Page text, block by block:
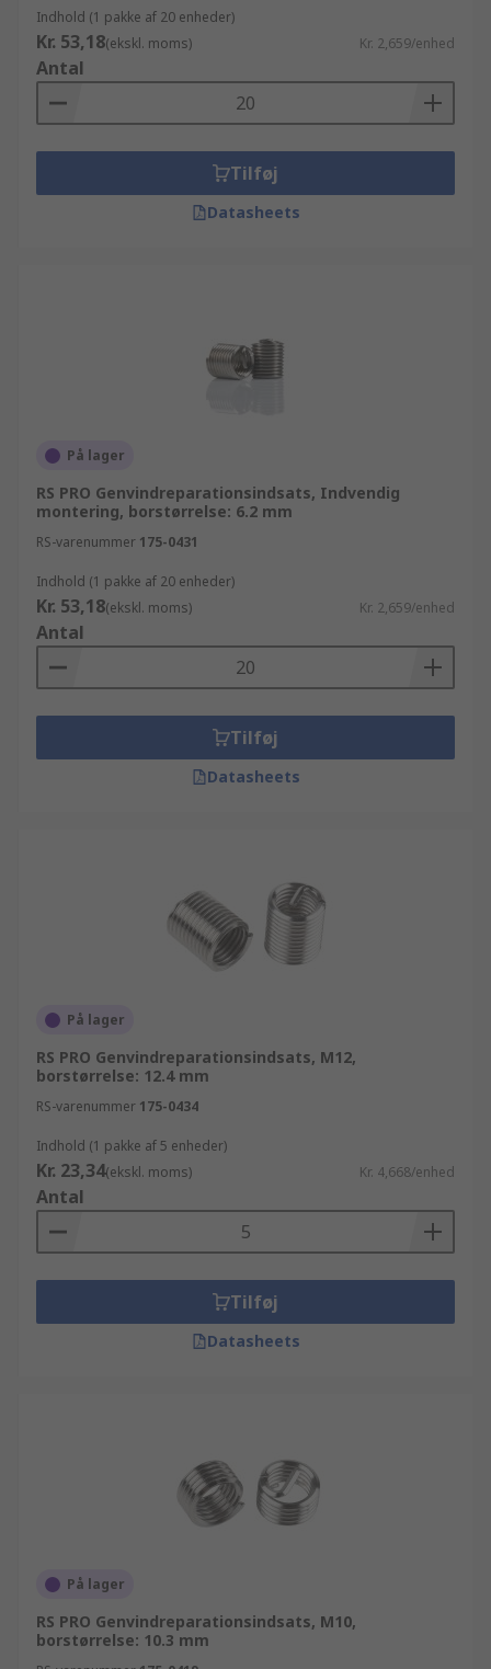
10.000 kr tilbyder vi fleksible priser som kan
tilpasses dit budget. Vi har tillid til at vores
produktliste imødekommer selv de højeste
forventninger. Men vi vil også gerne have at du
dig muligheden for at læse om dem på vores
detaljerede tekniske oversigt for hver enkelt
Gevindreparation - gevindindsatse før du køber.
Indhold (1 pakke af 20 enheder)
Kr. 53,18(ekskl. moms) Kr. 2,659/enhed
Antal
Tilføj
Datasheets
På lager
RS PRO Genvindreparationsindsats, Indvendig
montering, borstørrelse: 6.2 mm
RS-varenummer 175-0431
Indhold (1 pakke af 20 enheder)
Kr. 53,18(ekskl. moms) Kr. 2,659/enhed
Antal
Tilføj
Datasheets
På lager
RS PRO Genvindreparationsindsats, M12,
borstørrelse: 12.4 mm
RS-varenummer 175-0434
Indhold (1 pakke af 5 enheder)
Kr. 23,34(ekskl. moms) Kr. 4,668/enhed
Antal
Tilføj
Datasheets
På lager
RS PRO Genvindreparationsindsats, M10,
borstørrelse: 10.3 mm